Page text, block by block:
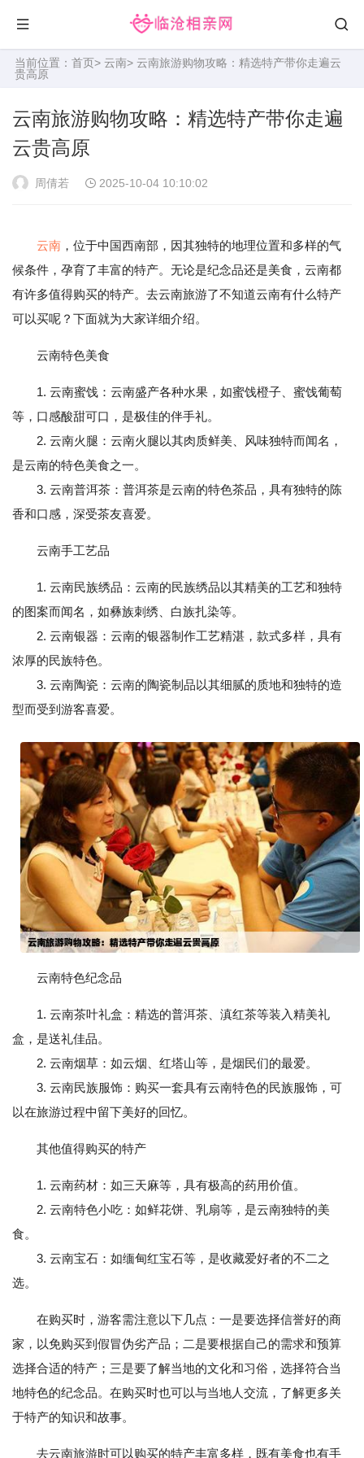
当前位置： 首页> 云南> 云南旅游购物攻略：精选特产带你走遍云
贵高原
云南旅游购物攻略：精选特产带你走遍
云贵高原
周倩若 2025-10-04 10:10:02
云南 ，位于中国西南部，因其独特的地理位置和多样的气
候条件，孕育了丰富的特产。无论是纪念品还是美食，云南都
有许多值得购买的特产。去云南旅游了不知道云南有什么特产
可以买呢？下面就为大家详细介绍。
云南特色美食
1. 云南蜜饯：云南盛产各种水果，如蜜饯橙子、蜜饯葡萄
等，口感酸甜可口，是极佳的伴手礼。
2. 云南火腿：云南火腿以其肉质鲜美、风味独特而闻名，
是云南的特色美食之一。
3. 云南普洱茶：普洱茶是云南的特色茶品，具有独特的陈
香和口感，深受茶友喜爱。
云南手工艺品
1. 云南民族绣品：云南的民族绣品以其精美的工艺和独特
的图案而闻名，如彝族刺绣、白族扎染等。
2. 云南银器：云南的银器制作工艺精湛，款式多样，具有
浓厚的民族特色。
3. 云南陶瓷：云南的陶瓷制品以其细腻的质地和独特的造
型而受到游客喜爱。
云南特色纪念品
1. 云南茶叶礼盒：精选的普洱茶、滇红茶等装入精美礼
盒，是送礼佳品。
2. 云南烟草：如云烟、红塔山等，是烟民们的最爱。
3. 云南民族服饰：购买一套具有云南特色的民族服饰，可
以在旅游过程中留下美好的回忆。
其他值得购买的特产
1. 云南药材：如三天麻等，具有极高的药用价值。
2. 云南特色小吃：如鲜花饼、乳扇等，是云南独特的美
食。
3. 云南宝石：如缅甸红宝石等，是收藏爱好者的不二之
选。
在购买时，游客需注意以下几点：一是要选择信誉好的商
家，以免购买到假冒伪劣产品；二是要根据自己的需求和预算
选择合适的特产；三是要了解当地的文化和习俗，选择符合当
地特色的纪念品。在购买时也可以与当地人交流，了解更多关
于特产的知识和故事。
去云南旅游时可以购买的特产丰富多样，既有美食也有手